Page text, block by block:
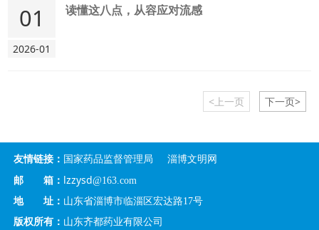
01
2026-01
读懂这八点，从容应对流感
<上一页 下一页>
友情链接： 国家药品监督管理局
淄博文明网
邮 箱： lzzysd@163.com
地 址： 山东省淄博市临淄区宏达路17号
版权所有： 山东齐都药业有限公司